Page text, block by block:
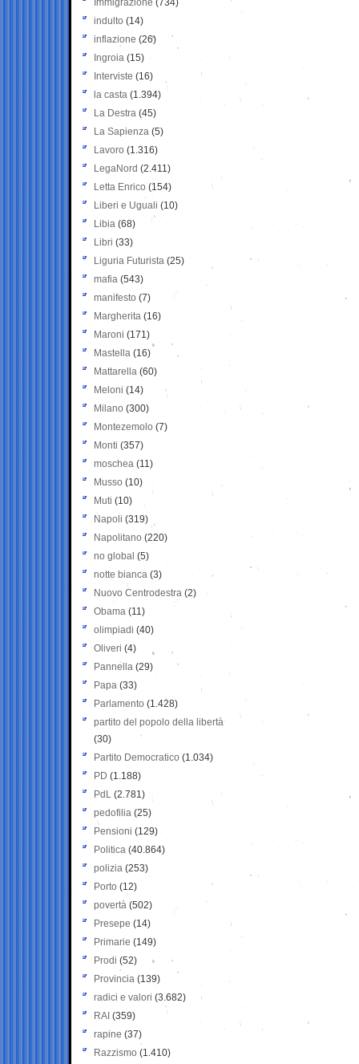
Immigrazione (734)
indulto (14)
inflazione (26)
Ingroia (15)
Interviste (16)
la casta (1.394)
La Destra (45)
La Sapienza (5)
Lavoro (1.316)
LegaNord (2.411)
Letta Enrico (154)
Liberi e Uguali (10)
Libia (68)
Libri (33)
Liguria Futurista (25)
mafia (543)
manifesto (7)
Margherita (16)
Maroni (171)
Mastella (16)
Mattarella (60)
Meloni (14)
Milano (300)
Montezemolo (7)
Monti (357)
moschea (11)
Musso (10)
Muti (10)
Napoli (319)
Napolitano (220)
no global (5)
notte bianca (3)
Nuovo Centrodestra (2)
Obama (11)
olimpiadi (40)
Oliveri (4)
Pannella (29)
Papa (33)
Parlamento (1.428)
partito del popolo della libertà
(30)
Partito Democratico (1.034)
PD (1.188)
PdL (2.781)
pedofilia (25)
Pensioni (129)
Politica (40.864)
polizia (253)
Porto (12)
povertà (502)
Presepe (14)
Primarie (149)
Prodi (52)
Provincia (139)
radici e valori (3.682)
RAI (359)
rapine (37)
Razzismo (1.410)